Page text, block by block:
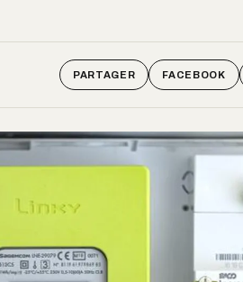
PARTAGER FACEBOOK